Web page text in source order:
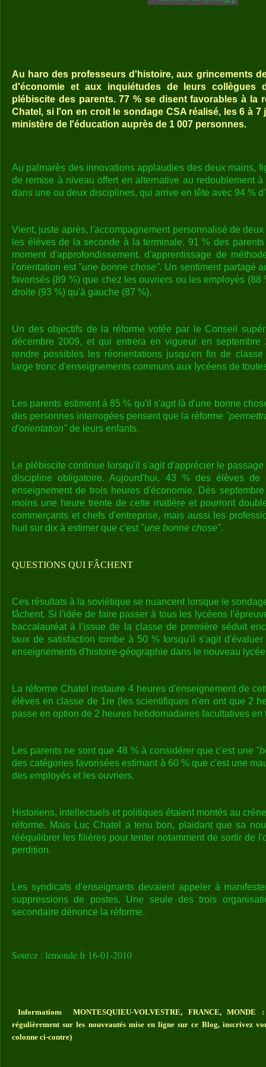
Au haro des professeurs d'histoire, aux grincements
d'économie et aux inquiétudes de leurs collègues
plébiscite des parents. 77 % se disent favorables à la
Chatel, si l'on en croit le sondage CSA réalisé, les 6 à 7
ministère de l'éducation auprès de 1 007 personnes.
Au palmarès des innovations applaudies des deux mains,
de remise à niveau offert en alternative au redoublement
dans une ou deux disciplines, qui arrive en tête avec 94 %
Vient, juste après, l'accompagnement personnalisé de
les élèves de la seconde à la terminale. 91 % des
moment d'approfondissement, d'apprentissage de
l'orientation est "une bonne chose". Un sentiment partagé
favorisés (89 %) que chez les ouvriers ou les employés (88
droite (93 %) qu'à gauche (87 %).
Un des objectifs de la réforme votée par le Conseil
décembre 2009, et qui entrera en vigueur en
rendre possibles les réorientations jusqu'en fin de
large tronc d'enseignements communs aux lycéens de
Les parents estiment à 85 % qu'il s'agit là d'une bonne
des personnes interrogées pensent que la réforme
d'orientation" de leurs enfants.
Le plébiscite continue lorsqu'il s'agit d'apprécier le
discipline obligatoire. Aujourd'hui, 43 % des élèves de
enseignement de trois heures d'économie. Dès
moins une heure trente de cette matière et pourront
commerçants et chefs d'entreprise, mais aussi les
huit sur dix à estimer que c'est "une bonne chose".
QUESTIONS QUI FÂCHENT
Ces résultats à la soviétique se nuancent lorsque le
fâchent. Si l'idée de faire passer à tous les lycéens
baccalauréat à l'issue de la classe de première séduit
taux de satisfaction tombe à 50 % lorsqu'il s'agit
enseignements d'histoire-géographie dans le nouveau
La réforme Chatel instaure 4 heures d'enseignement de
élèves en classe de 1re (les scientifiques n'en ont que 2
passe en option de 2 heures hebdomadaires facultatives en
Les parents ne sont que 48 % à considérer que c'est une
des catégories favorisées estimant à 60 % que c'est une
des employés et les ouvriers.
Historiens, intellectuels et politiques étaient montés au
réforme. Mais Luc Chatel a tenu bon, plaidant que sa
rééquilibrer les filières pour tenter notamment de sortir de
perdition.
Les syndicats d'enseignants devaient appeler à
suppressions de postes. Une seule des trois
secondaire dénonce la réforme.
Source : lemonde.fr 16-01-2010
Informations MONTESQUIEU-VOLVESTRE, FRANCE, MONDE
régulièrement sur les nouveautés mise en ligne sur ce Blog, inscrivez
colonne ci-contre)